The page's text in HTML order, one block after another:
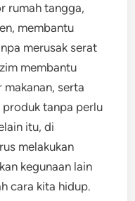
rumah tangga,
membantu
merusak serat
membantu
serta
tanpa perlu
itu, di
melakukan
kegunaan lain
cara kita hidup.